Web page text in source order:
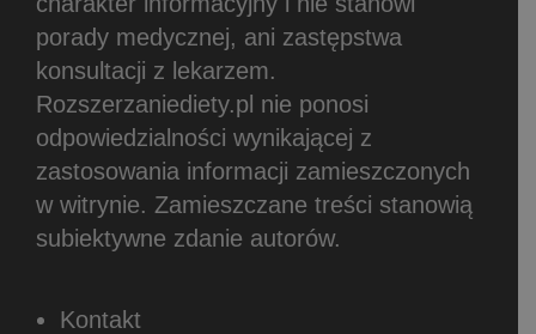
porady medycznej, ani zastępstwa
konsultacji z lekarzem.
Rozszerzaniediety.pl nie ponosi
odpowiedzialności wynikającej z
zastosowania informacji zamieszczonych
w witrynie. Zamieszczane treści stanowią
subiektywne zdanie autorów.
Kontakt